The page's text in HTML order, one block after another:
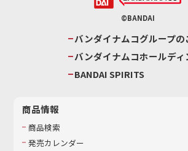
©BANDAI
バンダイナムコグループの
バンダイナムコホールディ
BANDAI SPIRITS
商品情報
商品検索
発売カレンダー